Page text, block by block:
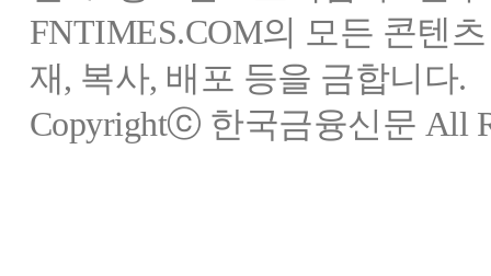
FNTIMES.COM의 모든 콘텐
재, 복사, 배포 등을 금합니다.
Copyrightⓒ 한국금융신문 All